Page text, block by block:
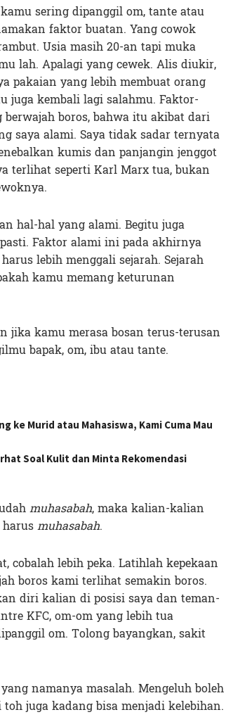
sering dipanggil om, tante atau
faktor buatan. Yang cowok
Usia masih 20-an tapi muka
lah. Apalagi yang cewek. Alis diukir,
pakaian yang lebih membuat orang
kembali lagi salahmu. Faktor-
boros, bahwa itu akibat dari
saya alami. Saya tidak sadar ternyata
kumis dan panjangin jenggot
terlihat seperti Karl Marx tua, bukan
hal-hal yang alami. Begitu juga
Faktor alami ini pada akhirnya
lebih menggali sejarah. Sejarah
kamu memang keturunan
jika kamu merasa bosan terus-terusan
bapak, om, ibu atau tante.
ke Murid atau Mahasiswa, Kami Cuma Mau
Soal Kulit dan Minta Rekomendasi
muhasabah, maka kalian-kalian
muhasabah.
cobalah lebih peka. Latihlah kepekaan
boros kami terlihat semakin boros.
diri kalian di posisi saya dan teman-
KFC, om-om yang lebih tua
om. Tolong bayangkan, sakit
namanya masalah. Mengeluh boleh
juga kadang bisa menjadi kelebihan.